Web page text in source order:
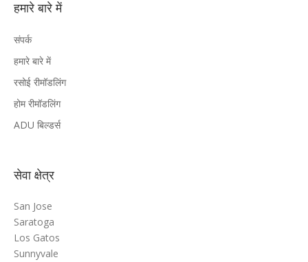
हमारे बारे में
संपर्क
हमारे बारे में
रसोई रीमॉडलिंग
होम रीमॉडलिंग
ADU बिल्डर्स
सेवा क्षेत्र
San Jose
Saratoga
Los Gatos
Sunnyvale